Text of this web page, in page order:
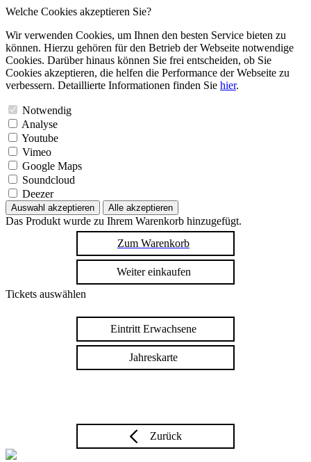
Welche Cookies akzeptieren Sie?
Wir verwenden Cookies, um Ihnen den besten Service bieten zu
können. Hierzu gehören für den Betrieb der Webseite notwendige
Cookies. Darüber hinaus können Sie frei entscheiden, ob Sie
Cookies akzeptieren, die helfen die Performance der Webseite zu
verbessern. Detaillierte Informationen finden Sie hier.
Notwendig
Analyse
Youtube
Vimeo
Google Maps
Soundcloud
Deezer
Auswahl akzeptieren Alle akzeptieren
Das Produkt wurde zu Ihrem Warenkorb hinzugefügt.
Zum Warenkorb
Weiter einkaufen
Tickets auswählen
Eintritt Erwachsene
Jahreskarte
Zurück